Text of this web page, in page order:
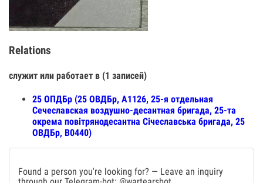
Relations
служит или работает в (1 записей)
25 ОПДБр (25 ОВДБр, А1126, 25-я отдельная
Сечеславская воздушно-десантная бригада, 25-та
окрема повітрянодесантна Січеславська бригада, 25
ОВДБр, В0440)
Found a person you're looking for? — Leave an inquiry